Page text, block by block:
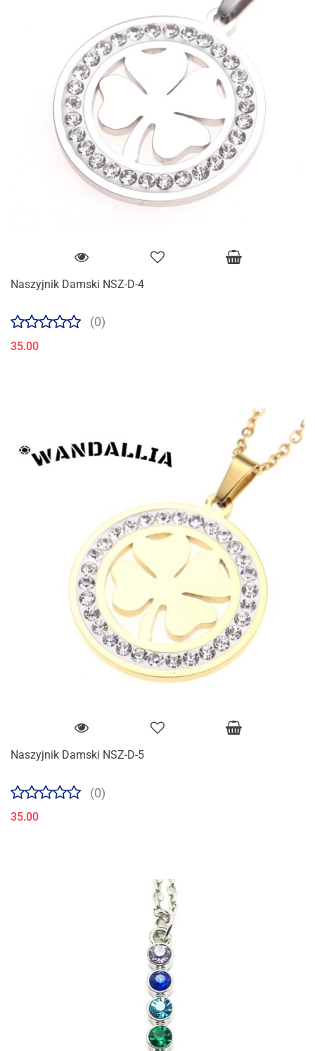
Naszyjnik Damski NSZ-D-4
(0)
35.00
Naszyjnik Damski NSZ-D-5
(0)
35.00